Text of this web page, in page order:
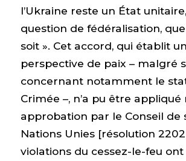
l’Ukraine reste un État
question de fédéralisation,
soit ». Cet accord, qui établit
perspective de paix – malgré
concernant notamment le
Crimée –, n’a pu être
approbation par le Conseil de
Nations Unies [résolution 2202
violations du cessez-le-feu ont